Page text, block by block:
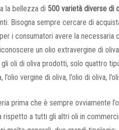
la bellezza di 500 varietà diverse di
Bisogna sempre cercare di
i consumatori avere la
un olio extravergine di
oli di oliva prodotti, solo quattro
vergine di oliva, l’olio di oliva,
prima che è sempre ovviamente
rispetto a tutti gli altri oli in